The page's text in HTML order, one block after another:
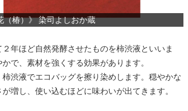
しおか蔵
年ほど自然発酵させたものを柿渋液といいま
で、素材を強くする効果があります。
渋液でエコバッグを擦り染めします。穏やかな
増し、使い込むほどに味わいが出てきます。